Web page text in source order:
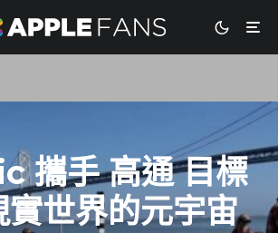
攜手 高通 目標
實世界的元宇宙